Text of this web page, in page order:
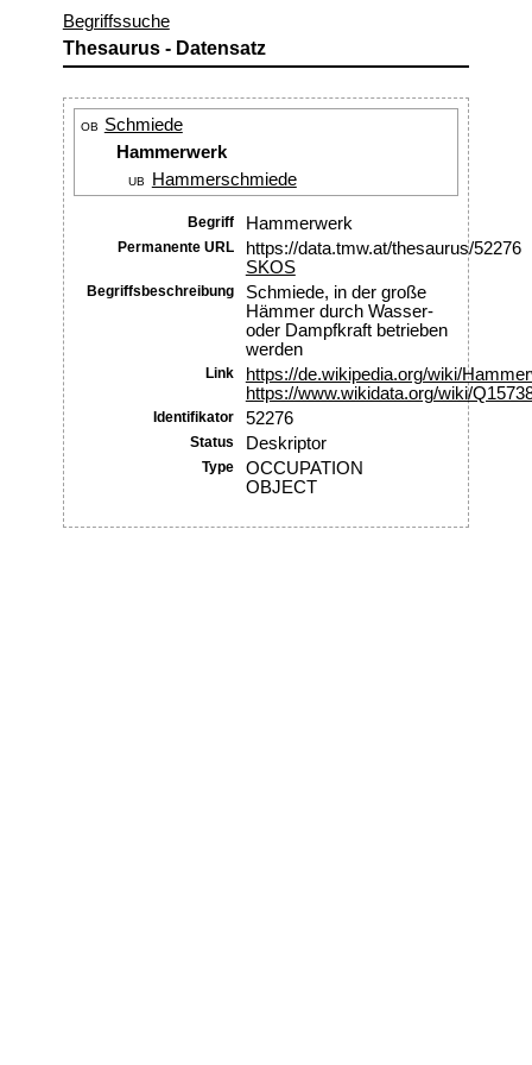
Begriffssuche
Thesaurus - Datensatz
OB
Schmiede
Hammerwerk
UB Hammerschmiede
Begriff Hammerwerk
Permanente URL
https://data.tmw.at/thesaurus/52276
SKOS
Begriffsbeschreibung
Schmiede, in der große
Hämmer durch Wasser-
oder Dampfkraft betrieben
werden
Link
https://de.wikipedia.org/wiki/
https://www.wikidata.org/wiki/
Identifikator 52276
Status Deskriptor
Type
OCCUPATION
OBJECT